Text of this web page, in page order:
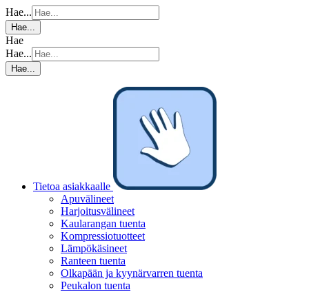
Hae...
Hae...
Hae
Hae...
Hae...
Tietoa asiakkaalle
Apuvälineet
Harjoitusvälineet
Kaularangan tuenta
Kompressiotuotteet
Lämpökäsineet
Ranteen tuenta
Olkapään ja kyynärvarren tuenta
Peukalon tuenta